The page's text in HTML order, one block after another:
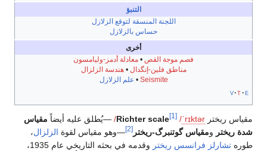
التنبؤ
اللجنة المنسقة لتوقع الزلازل
حساس بالزلازل
أخرى
فصم موجة القص •معادلة أدمز-وليامسون
مناطق فلين-إنگدال •هندسة الزلزال
Seismite
•علم الزلازل
v t e
مقياس ريختر Richter scale /ˈrɪktər
/—يُطلق عليه أيضاً مقياس
شدة ريختر ومقياس گوتنبرگ-ريختر —وهو مقياس لقوة الزلزال ،
طوره تشارلز فرانسس ريختر
وقدمه في بحثه التاريخي عام 1935،